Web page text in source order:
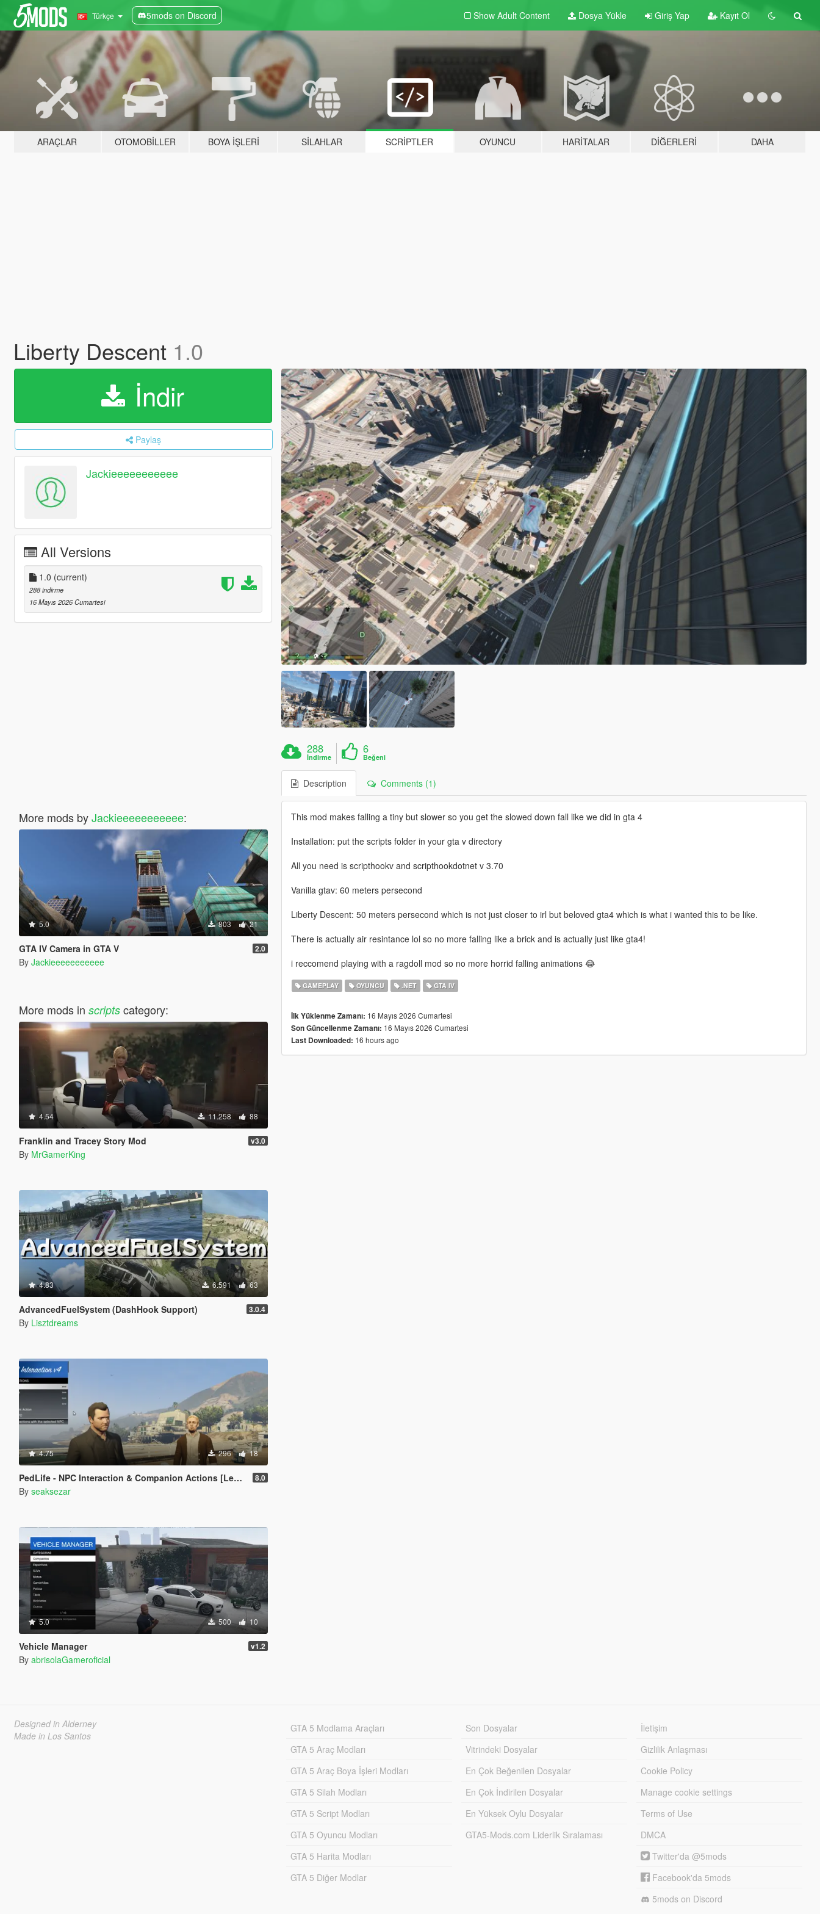
Türkçe 5mods on Discord Show Adult Content Dosya Yükle Giriş Yap Kayıt Ol
ARAÇLAR OTOMOBILLER BOYA İŞLERI SILAHLAR SCRIPTLER OYUNCU HARITALAR DIĞERLERI DAHA
Liberty Descent 1.0
İndir
Paylaş
Jackieeeeeeeeeee
All Versions
1.0 (current)
288 indirme
16 Mayıs 2026 Cumartesi
More mods byJackieeeeeeeeeee:
5.0 803 21
GTA IV Camera in GTA V 2.0
By Jackieeeeeeeeeee
More mods in scriptscategory:
4.54 11.258 88
Franklin and Tracey Story Mod v3.0
By MrGamerKing
4.83 6.591 63
AdvancedFuelSystem (DashHook Support) 3.0.4
By Lisztdreams
4.75 296 18
PedLife - NPC Interaction & Companion Actions [Legacy] 8.0
By seaksezar
5.0 500 10
Vehicle Manager v1.2
By abrisolaGameroficial
288
İndirme
6
Beğeni
Description Comments (1)
This mod makes falling a tiny but slower so you get the slowed down fall like we did in gta 4
Installation: put the scripts folder in your gta v directory
All you need is scripthookv and scripthookdotnet v 3.70
Vanilla gtav: 60 meters persecond
Liberty Descent: 50 meters persecond which is not just closer to irl but beloved gta4 which is what i wanted this to be like.
There is actually air resintance lol so no more falling like a brick and is actually just like gta4!
i reccomend playing with a ragdoll mod so no more horrid falling animations 😂
GAMEPLAY OYUNCU .NET GTA IV
İlk Yüklenme Zamanı: 16 Mayıs 2026 Cumartesi
Son Güncellenme Zamanı: 16 Mayıs 2026 Cumartesi
Last Downloaded: 16 hours ago
Designed in Alderney
Made in Los Santos
GTA 5 Modlama Araçları
GTA 5 Araç Modları
GTA 5 Araç Boya İşleri Modları
GTA 5 Silah Modları
GTA 5 Script Modları
GTA 5 Oyuncu Modları
GTA 5 Harita Modları
GTA 5 Diğer Modlar
Son Dosyalar
Vitrindeki Dosyalar
En Çok Beğenilen Dosyalar
En Çok İndirilen Dosyalar
En Yüksek Oylu Dosyalar
GTA5-Mods.com Liderlik Sıralaması
İletişim
Gizlilik Anlaşması
Cookie Policy
Manage cookie settings
Terms of Use
DMCA
Twitter'da @5mods
Facebook'da 5mods
5mods on Discord